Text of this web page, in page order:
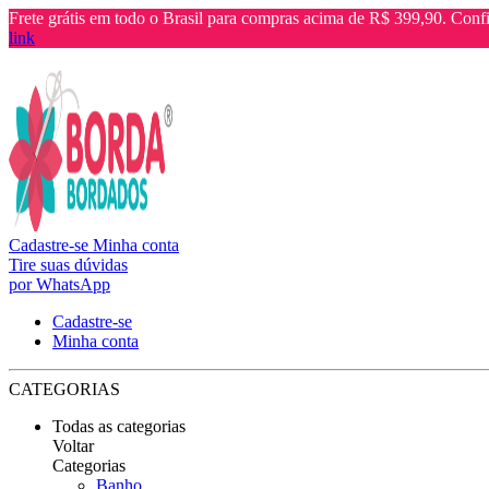
Frete grátis em todo o Brasil para compras acima de R$ 399,90.
link
Cadastre-se Minha conta
Tire suas dúvidas
por WhatsApp
Cadastre-se
Minha conta
CATEGORIAS
Todas as categorias
Voltar
Categorias
Banho